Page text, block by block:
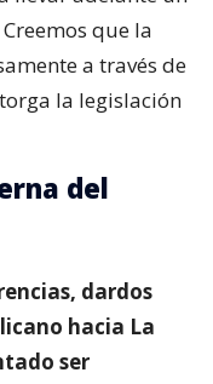
que la
a través de
la legislación
del
dardos
hacia La
ser